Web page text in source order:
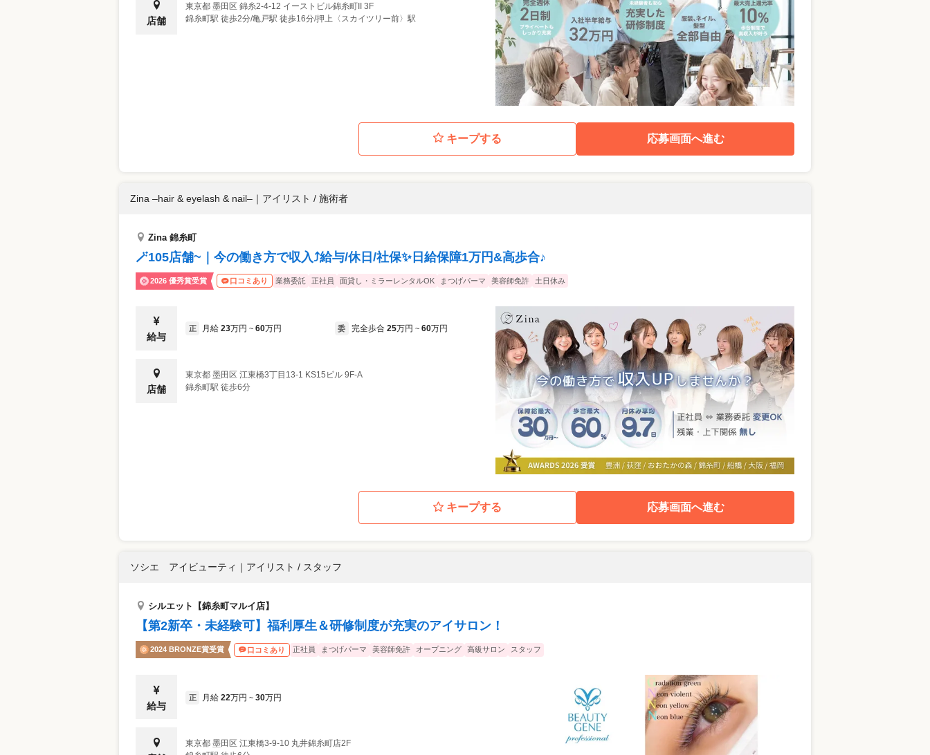
店舗
東京都 墨田区 錦糸2-4-12 イーストビル錦糸町II 3F
錦糸町駅 徒歩2分/亀戸駅 徒歩16分/押上〈スカイツリー前〉駅
キープする 応募画面へ進む
Zina –hair & eyelash & nail– ｜ アイリスト / 施術者
Zina 錦糸町
🪄105店舗~｜今の働き方で収入⤴️給与/休日/社保✨日給保障1万円&高歩合♪
2026 優秀賞受賞 口コミあり 業務委託 正社員 面貸し・ミラーレンタルOK まつげパーマ 美容師免許 土日休み
給与
正 月給 23万円 ~ 60万円 委 完全歩合 25万円 ~ 60万円
店舗
東京都 墨田区 江東橋3丁目13-1 KS15ビル 9F-A
錦糸町駅 徒歩6分
キープする 応募画面へ進む
ソシエ アイビューティ ｜ アイリスト / スタッフ
シルエット【錦糸町マルイ店】
【第2新卒・未経験可】福利厚生＆研修制度が充実のアイサロン！
2024 BRONZE賞受賞 口コミあり 正社員 まつげパーマ 美容師免許 オープニング 高級サロン スタッフ
給与
正 月給 22万円 ~ 30万円
東京都 墨田区 江東橋3-9-10 丸井錦糸町店2F